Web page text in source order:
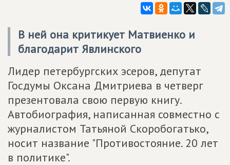
В ней она критикует Матвиенко и
благодарит Явлинского
Лидер петербургских эсеров, депутат
Госдумы Оксана Дмитриева в четверг
презентовала свою первую книгу.
Автобиография, написанная совместно с
журналистом Татьяной Скоробогатько,
носит название "Противостояние. 20 лет
в политике".